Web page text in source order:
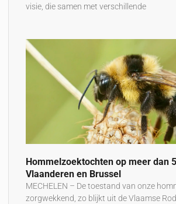
visie, die samen met verschillende
Hommelzoektochten op meer dan
Vlaanderen en Brussel
MECHELEN – De toestand van onze
zorgwekkend, zo blijkt uit de Vlaamse